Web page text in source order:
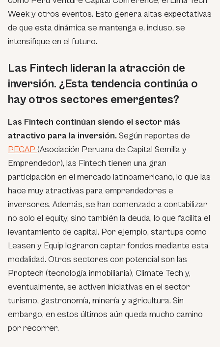
Week y otros eventos. Esto genera altas expectativas
de que esta dinámica se mantenga e, incluso, se
intensifique en el futuro.
Las Fintech lideran la atracción de
inversión. ¿Esta tendencia continúa o
hay otros sectores emergentes?
Las Fintech continúan siendo el sector más
atractivo para la inversión. Según reportes de
PECAP (Asociación Peruana de Capital Semilla y
Emprendedor), las Fintech tienen una gran
participación en el mercado latinoamericano, lo que las
hace muy atractivas para emprendedores e
inversores. Además, se han comenzado a contabilizar
no solo el equity, sino también la deuda, lo que facilita el
levantamiento de capital. Por ejemplo, startups como
Leasen y Equip lograron captar fondos mediante esta
modalidad. Otros sectores con potencial son las
Proptech (tecnología inmobiliaria), Climate Tech y,
eventualmente, se activen iniciativas en el sector
turismo, gastronomía, minería y agricultura. Sin
embargo, en estos últimos aún queda mucho camino
por recorrer.